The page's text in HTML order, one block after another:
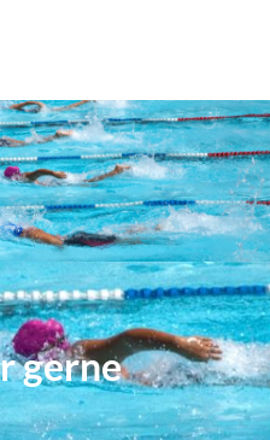
gerne